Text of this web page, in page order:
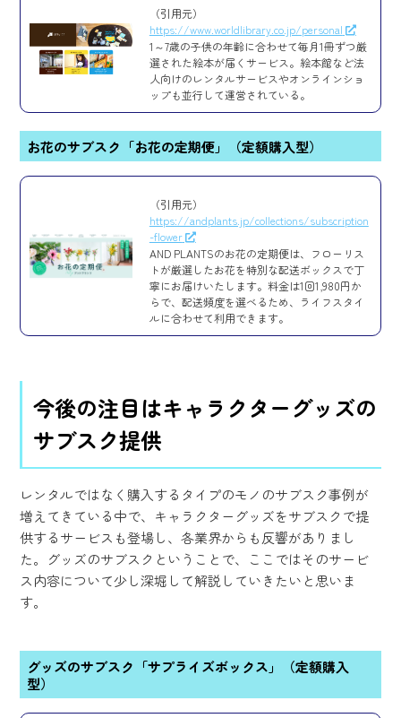
（引用元）
https://www.worldlibrary.co.jp/personal
1～7歳の子供の年齢に合わせて毎月1冊ずつ厳
選された絵本が届くサービス。絵本館など法
人向けのレンタルサービスやオンラインショ
ップも並行して運営されている。
お花のサブスク「お花の定期便」（定額購入型）
（引用元）
https://andplants.jp/collections/subscription
-flower
AND PLANTSのお花の定期便は、フローリス
トが厳選したお花を特別な配送ボックスで丁
寧にお届けいたします。料金は1回1,980円か
らで、配送頻度を選べるため、ライフスタイ
ルに合わせて利用できます。
今後の注目はキャラクターグッズの
サブスク提供
レンタルではなく購入するタイプのモノのサブスク事例が
増えてきている中で、キャラクターグッズをサブスクで提
供するサービスも登場し、各業界からも反響がありまし
た。グッズのサブスクということで、ここではそのサービ
ス内容について少し深堀して解説していきたいと思いま
す。
グッズのサブスク「サプライズボックス」（定額購入
型）